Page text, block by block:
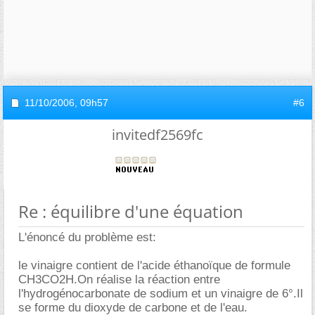
11/10/2006, 09h57 #6
invitedf2569fc
Re : équilibre d'une équation
L'énoncé du problème est:
le vinaigre contient de l'acide éthanoïque de formule
CH3CO2H.On réalise la réaction entre
l'hydrogénocarbonate de sodium et un vinaigre de 6°.Il
se forme du dioxyde de carbone et de l'eau.